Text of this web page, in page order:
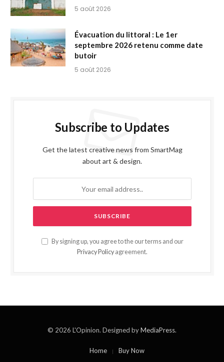
5 août 2026
Évacuation du littoral : Le 1er
septembre 2026 retenu comme date
butoir
5 août 2026
Subscribe to Updates
Get the latest creative news from SmartMag
about art & design.
By signing up, you agree to the our terms and our
Privacy Policy agreement.
© 2026 L'Opinion. Designed byMediaPress.
Home Buy Now